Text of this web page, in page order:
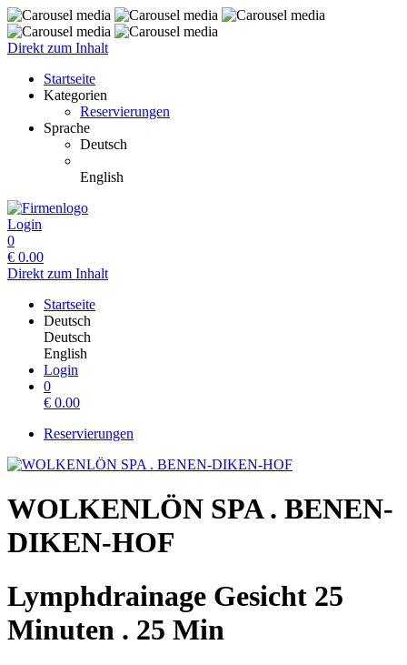
Direkt zum Inhalt
Startseite
Kategorien
Reservierungen
Sprache
Deutsch
English
Login
0
€ 0.00
Direkt zum Inhalt
Startseite
Deutsch
Deutsch
English
Login
0
€ 0.00
Reservierungen
WOLKENLÖN SPA . BENEN-
DIKEN-HOF
Lymphdrainage Gesicht 25
Minuten . 25 Min